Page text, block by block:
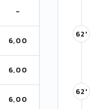
-
6,00
6,00
6,00
62'
62'